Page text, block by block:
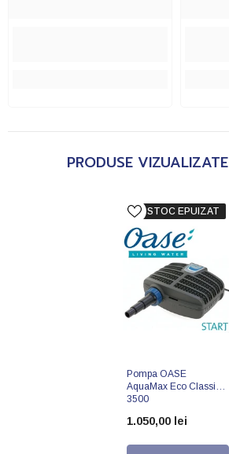
PRODUSE
STOC EPUIZAT
Pompa OASE
AquaMax Eco Classic
3500
1.050,00 lei